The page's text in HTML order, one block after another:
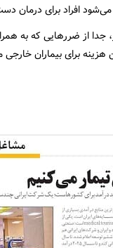
افراد برای درمان
جدا از ضررهایی که به
هزینه برای